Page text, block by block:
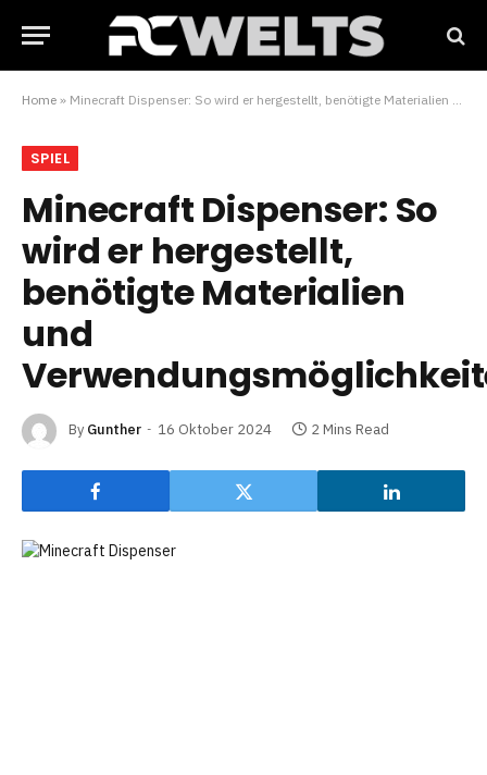
Home » Minecraft Dispenser: So wird er hergestellt, benötigte Materialien und Verwendungsmöglichkeiten!
SPIEL
Minecraft Dispenser: So
wird er hergestellt,
benötigte Materialien
und
By Gunther 16 Oktober 2024 2 Mins Read